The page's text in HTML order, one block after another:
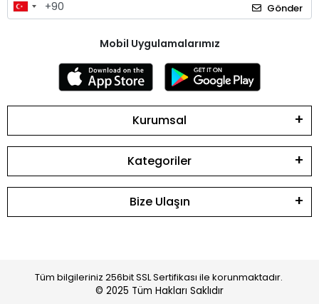
Gönder
Mobil Uygulamalarımız
Kurumsal
Kategoriler
Bize Ulaşın
Tüm bilgileriniz 256bit SSL Sertifikası ile korunmaktadır.
© 2025 Tüm Hakları Saklıdır